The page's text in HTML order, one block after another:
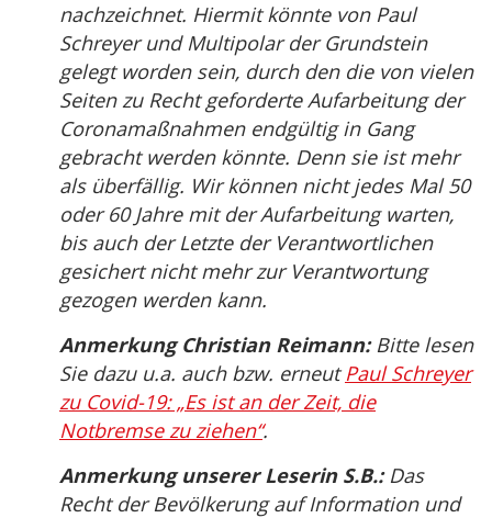
nachzeichnet. Hiermit könnte von Paul
Schreyer und Multipolar der Grundstein
gelegt worden sein, durch den die von vielen
Seiten zu Recht geforderte Aufarbeitung der
Coronamaßnahmen endgültig in Gang
gebracht werden könnte. Denn sie ist mehr
als überfällig. Wir können nicht jedes Mal 50
oder 60 Jahre mit der Aufarbeitung warten,
bis auch der Letzte der Verantwortlichen
gesichert nicht mehr zur Verantwortung
gezogen werden kann.
Anmerkung Christian Reimann:Bitte lesen
Sie dazu u.a. auch bzw. erneutPaul Schreyer
zu Covid-19: „Es ist an der Zeit, die
Notbremse zu ziehen“.
Anmerkung unserer Leserin S.B.:Das
Recht der Bevölkerung auf Information und